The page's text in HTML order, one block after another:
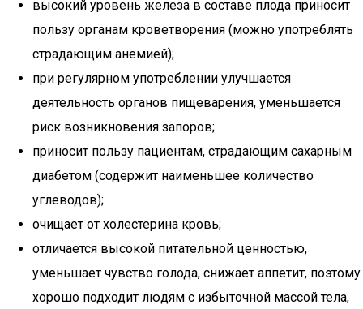
высокий уровень железа в составе плода приносит
пользу органам кроветворения (можно употреблять
страдающим анемией);
при регулярном употреблении улучшается
деятельность органов пищеварения, уменьшается
риск возникновения запоров;
приносит пользу пациентам, страдающим сахарным
диабетом (содержит наименьшее количество
углеводов);
очищает от холестерина кровь;
отличается высокой питательной ценностью,
уменьшает чувство голода, снижает аппетит, поэтому
хорошо подходит людям с избыточной массой тела,